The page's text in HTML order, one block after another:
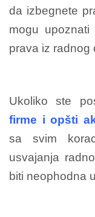
da izbegnete
mogu
prava iz radnog
Ukoliko ste
firme i opšti
sa svim
usvajanja
biti neophodna